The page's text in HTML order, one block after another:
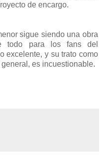
de encargo.
sigue siendo una obra
todo para los fans del
excelente, y su trato como
es incuestionable.